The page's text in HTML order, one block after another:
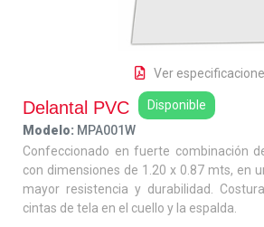
Ver
Delantal PVC
Disponible
Modelo: MPA001W
Confeccionado en fuerte combinación
con dimensiones de 1.20 x 0.87 mts, en
mayor resistencia y durabilidad.
cintas de tela en el cuello y la espalda.